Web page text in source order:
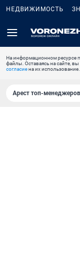
НЕДВИЖИМОСТЬ
На информационном ресурсе
файлы. Оставаясь на сайте,
согласиена их использование.
Арест топ-